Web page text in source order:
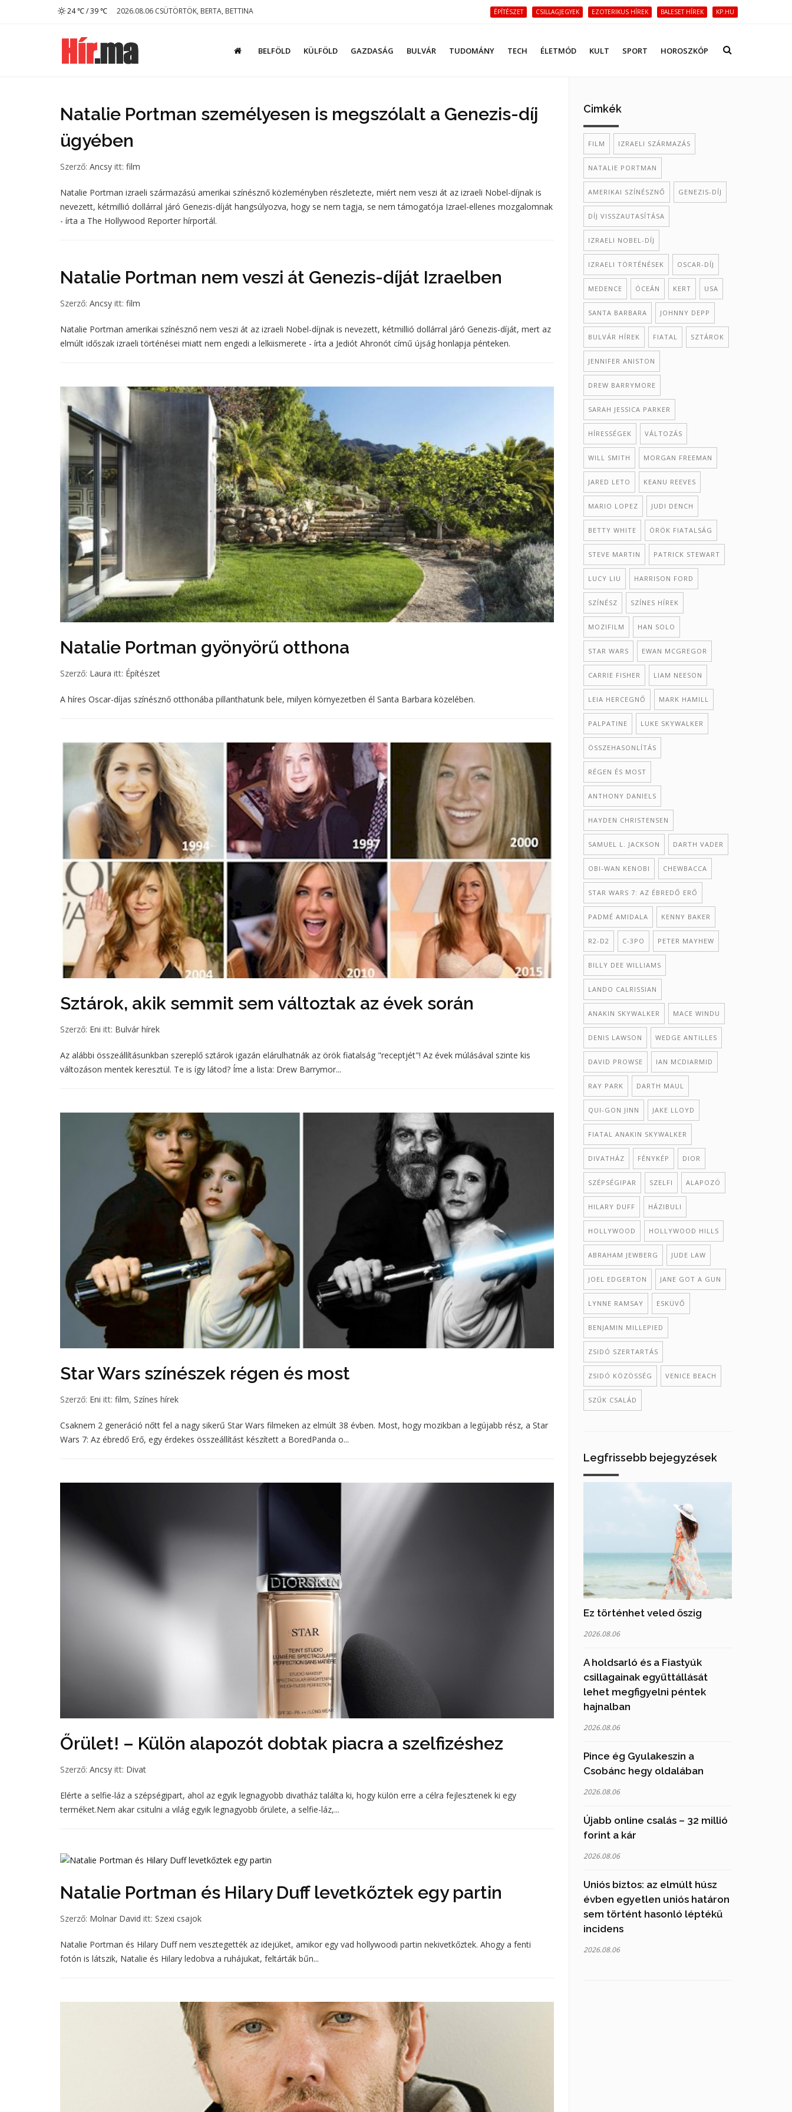
24 ℃ / 39 ℃ 2026.08.06 CSÜTÖRTÖK, BERTA, BETTINA ÉPÍTÉSZET CSILLAGJEGYEK EZOTERIKUS HÍREK BALESET HÍREK KP.HU
BELFÖLD KÜLFÖLD GAZDASÁG BULVÁR TUDOMÁNY TECH ÉLETMÓD KULT SPORT HOROSZKÓP
Natalie Portman személyesen is megszólalt a Genezis-díj
ügyében
Szerző: Ancsy itt: film
Natalie Portman izraeli származású amerikai színésznő közleményben részletezte, miért nem veszi át az izraeli Nobel-díjnak is
nevezett, kétmillió dollárral járó Genezis-díját hangsúlyozva, hogy se nem tagja, se nem támogatója Izrael-ellenes mozgalomnak
- írta a The Hollywood Reporter hírportál.
Natalie Portman nem veszi át Genezis-díját Izraelben
Szerző: Ancsy itt: film
Natalie Portman amerikai színésznő nem veszi át az izraeli Nobel-díjnak is nevezett, kétmillió dollárral járó Genezis-díját, mert az
elmúlt időszak izraeli történései miatt nem engedi a lelkiismerete - írta a Jediót Ahronót című újság honlapja pénteken.
Natalie Portman gyönyörű otthona
Szerző: Laura itt: Építészet
A híres Oscar-díjas színésznő otthonába pillanthatunk bele, milyen környezetben él Santa Barbara közelében.
Sztárok, akik semmit sem változtak az évek során
Szerző: Eni itt: Bulvár hírek
Az alábbi összeállításunkban szereplő sztárok igazán elárulhatnák az örök fiatalság "receptjét"! Az évek múlásával szinte kis
változáson mentek keresztül. Te is így látod? Íme a lista: Drew Barrymor...
Star Wars színészek régen és most
Szerző: Eni itt: film, Színes hírek
Csaknem 2 generáció nőtt fel a nagy sikerű Star Wars filmeken az elmúlt 38 évben. Most, hogy mozikban a legújabb rész, a Star
Wars 7: Az ébredő Erő, egy érdekes összeállítást készített a BoredPanda o...
Őrület! – Külön alapozót dobtak piacra a szelfizéshez
Szerző: Ancsy itt: Divat
Elérte a selfie-láz a szépségipart, ahol az egyik legnagyobb divatház találta ki, hogy külön erre a célra fejlesztenek ki egy
terméket.Nem akar csitulni a világ egyik legnagyobb őrülete, a selfie-láz,...
Natalie Portman és Hilary Duff levetkőztek egy partin
Szerző: Molnar David itt: Szexi csajok
Natalie Portman és Hilary Duff nem vesztegették az idejüket, amikor egy vad hollywoodi partin nekivetkőztek. Ahogy a fenti
fotón is látszik, Natalie és Hilary ledobva a ruhájukat, feltárták bűn...
Cimkék
FILM IZRAELI SZÁRMAZÁS
NATALIE PORTMAN
AMERIKAI SZÍNÉSZNŐ GENEZIS-DÍJ
DÍJ VISSZAUTASÍTÁSA
IZRAELI NOBEL-DÍJ
IZRAELI TÖRTÉNÉSEK OSCAR-DÍJ
MEDENCE ÓCEÁN KERT USA
SANTA BARBARA JOHNNY DEPP
BULVÁR HÍREK FIATAL SZTÁROK
JENNIFER ANISTON
DREW BARRYMORE
SARAH JESSICA PARKER
HÍRESSÉGEK VÁLTOZÁS
WILL SMITH MORGAN FREEMAN
JARED LETO KEANU REEVES
MARIO LOPEZ JUDI DENCH
BETTY WHITE ÖRÖK FIATALSÁG
STEVE MARTIN PATRICK STEWART
LUCY LIU HARRISON FORD
SZÍNÉSZ SZÍNES HÍREK
MOZIFILM HAN SOLO
STAR WARS EWAN MCGREGOR
CARRIE FISHER LIAM NEESON
LEIA HERCEGNŐ MARK HAMILL
PALPATINE LUKE SKYWALKER
ÖSSZEHASONLÍTÁS
RÉGEN ÉS MOST
ANTHONY DANIELS
HAYDEN CHRISTENSEN
SAMUEL L. JACKSON DARTH VADER
OBI-WAN KENOBI CHEWBACCA
STAR WARS 7: AZ ÉBREDŐ ERŐ
PADMÉ AMIDALA KENNY BAKER
R2-D2 С-3РO PETER MAYHEW
BILLY DEE WILLIAMS
LANDO CALRISSIAN
ANAKIN SKYWALKER MACE WINDU
DENIS LAWSON WEDGE ANTILLES
DAVID PROWSE IAN MCDIARMID
RAY PARK DARTH MAUL
QUI-GON JINN JAKE LLOYD
FIATAL ANAKIN SKYWALKER
DIVATHÁZ FÉNYKÉP DIOR
SZÉPSÉGIPAR SZELFI ALAPOZÓ
HILARY DUFF HÁZIBULI
HOLLYWOOD HOLLYWOOD HILLS
ABRAHAM JEWBERG JUDE LAW
JOEL EDGERTON JANE GOT A GUN
LYNNE RAMSAY ESKÜVŐ
BENJAMIN MILLEPIED
ZSIDÓ SZERTARTÁS
ZSIDÓ KÖZÖSSÉG VENICE BEACH
SZŰK CSALÁD
Legfrissebb bejegyzések
Ez történhet veled őszig
2026.08.06
A holdsarló és a Fiastyúk
csillagainak együttállását
lehet megfigyelni péntek
hajnalban
2026.08.06
Pince ég Gyulakeszin a
Csobánc hegy oldalában
2026.08.06
Újabb online csalás – 32 millió
forint a kár
2026.08.06
Uniós biztos: az elmúlt húsz
évben egyetlen uniós határon
sem történt hasonló léptékű
incidens
2026.08.06